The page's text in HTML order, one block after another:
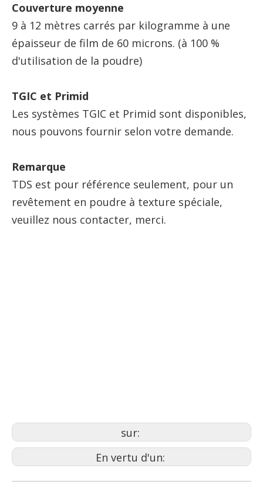
Couverture moyenne
9 à 12 mètres carrés par kilogramme à une
épaisseur de film de 60 microns. (à 100 %
d'utilisation de la poudre)
TGIC et Primid
Les systèmes TGIC et Primid sont disponibles,
nous pouvons fournir selon votre demande.
Remarque
TDS est pour référence seulement, pour un
revêtement en poudre à texture spéciale,
veuillez nous contacter, merci.
sur:
En vertu d'un: